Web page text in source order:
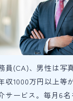
員(CA)、男性は写
収1000万円以上等
サービス。毎月6名